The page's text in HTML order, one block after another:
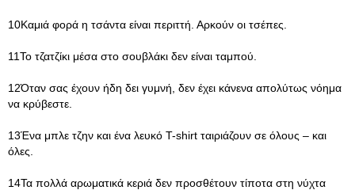
10Καμιά φορά η τσάντα είναι περιττή. Αρκούν οι τσέπες.
11Το τζατζίκι μέσα στο σουβλάκι δεν είναι ταμπού.
12Όταν σας έχουν ήδη δει γυμνή, δεν έχει κάνενα απολύτως νόημα
να κρύβεστε.
13Ένα μπλε τζην και ένα λευκό T-shirt ταιριάζουν σε όλους – και
όλες.
14Τα πολλά αρωματικά κεριά δεν προσθέτουν τίποτα στη νύχτα